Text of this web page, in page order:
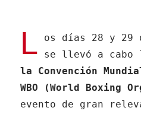
L
os días 28 y 29
se llevó a cabo
la Convención
WBO (World Boxing
evento de gran